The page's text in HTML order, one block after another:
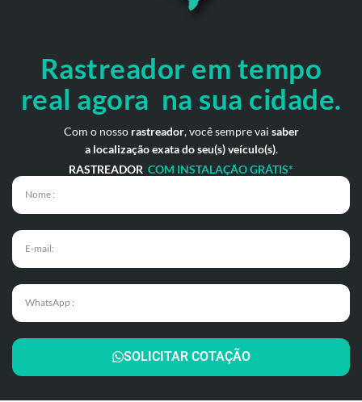
Rastreador em tempo
real agora na sua cidade.
Com o nosso rastreador, você sempre vai saber
a localização exata do seu(s) veículo(s).
RASTREADOR COM INSTALAÇÃO GRÁTIS*
SOLICITAR COTAÇÃO